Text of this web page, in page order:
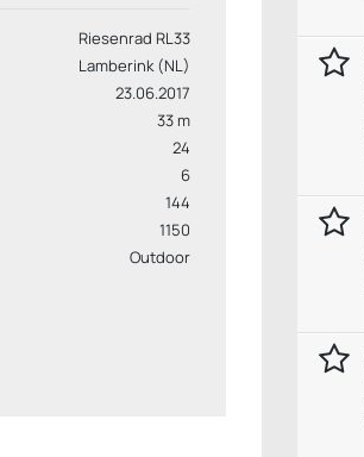
Riesenrad RL33
Lamberink (NL)
23.06.2017
33 m
24
6
144
1150
Outdoor